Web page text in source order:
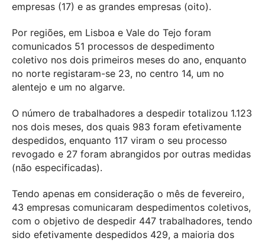
empresas (17) e as grandes empresas (oito).
Por regiões, em Lisboa e Vale do Tejo foram
comunicados 51 processos de despedimento
coletivo nos dois primeiros meses do ano, enquanto
no norte registaram-se 23, no centro 14, um no
alentejo e um no algarve.
O número de trabalhadores a despedir totalizou 1.123
nos dois meses, dos quais 983 foram efetivamente
despedidos, enquanto 117 viram o seu processo
revogado e 27 foram abrangidos por outras medidas
(não especificadas).
Tendo apenas em consideração o mês de fevereiro,
43 empresas comunicaram despedimentos coletivos,
com o objetivo de despedir 447 trabalhadores, tendo
sido efetivamente despedidos 429, a maioria dos